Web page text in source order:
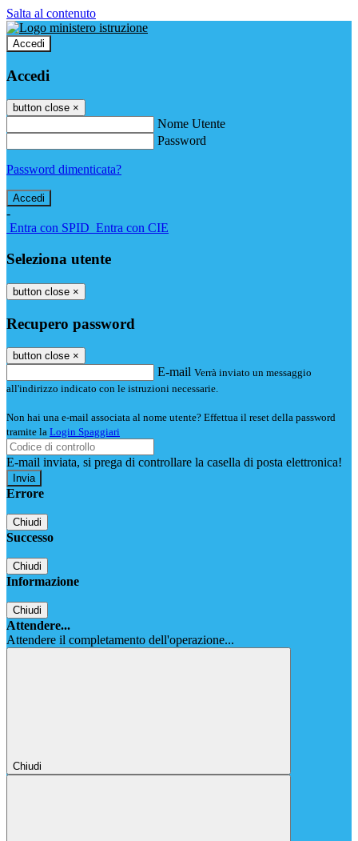
Salta al contenuto
Accedi
Accedi
button close ×
Nome Utente
Password
Password dimenticata?
-
Entra con SPID Entra con CIE
Seleziona utente
button close ×
Recupero password
button close ×
E-mail Verrà inviato un messaggio
all'indirizzo indicato con le istruzioni necessarie.
Non hai una e-mail associata al nome utente? Effettua il reset della password
tramite la Login Spaggiari
E-mail inviata, si prega di controllare la casella di posta elettronica!
Errore
Chiudi
Successo
Chiudi
Informazione
Chiudi
Attendere...
Attendere il completamento dell'operazione...
Chiudi